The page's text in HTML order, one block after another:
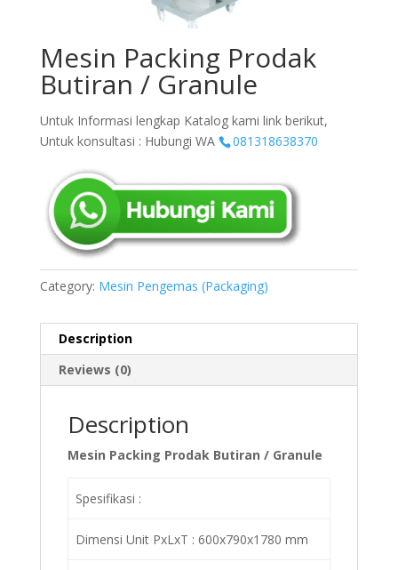
Mesin Packing Prodak
Butiran / Granule
Untuk Informasi lengkap Katalog kami link berikut,
Untuk konsultasi : Hubungi WA
081318638370
Category: Mesin Pengemas (Packaging)
Description
Reviews (0)
Description
Mesin Packing Prodak Butiran / Granule
Spesifikasi :
Dimensi Unit PxLxT : 600x790x1780 mm